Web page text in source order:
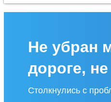
Не убран
дороге,
Столкнулись с